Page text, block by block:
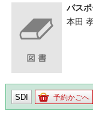
パス
本田
SDI 予約かごへ